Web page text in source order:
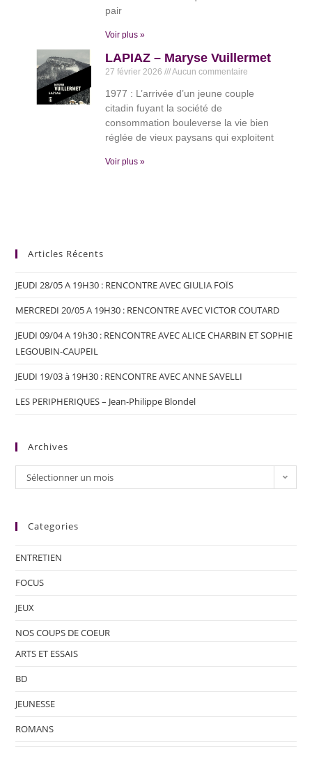
pair
Voir plus »
LAPIAZ – Maryse Vuillermet
27 février 2026 Aucun commentaire
1977 : L’arrivée d’un jeune couple
citadin fuyant la société de
consommation bouleverse la vie bien
réglée de vieux paysans qui exploitent
Voir plus »
Articles Récents
JEUDI 28/05 A 19H30 : RENCONTRE AVEC GIULIA FOÏS
MERCREDI 20/05 A 19H30 : RENCONTRE AVEC VICTOR COUTARD
JEUDI 09/04 A 19h30 : RENCONTRE AVEC ALICE CHARBIN ET SOPHIE
LEGOUBIN-CAUPEIL
JEUDI 19/03 à 19H30 : RENCONTRE AVEC ANNE SAVELLI
LES PERIPHERIQUES – Jean-Philippe Blondel
Archives
Sélectionner un mois
Categories
ENTRETIEN
FOCUS
JEUX
NOS COUPS DE COEUR
ARTS ET ESSAIS
BD
JEUNESSE
ROMANS